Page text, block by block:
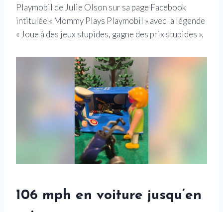
Playmobil de Julie Olson sur sa page Facebook
intitulée « Mommy Plays Playmobil » avec la légende
« Joue à des jeux stupides, gagne des prix stupides ».
106 mph en voiture jusqu’en